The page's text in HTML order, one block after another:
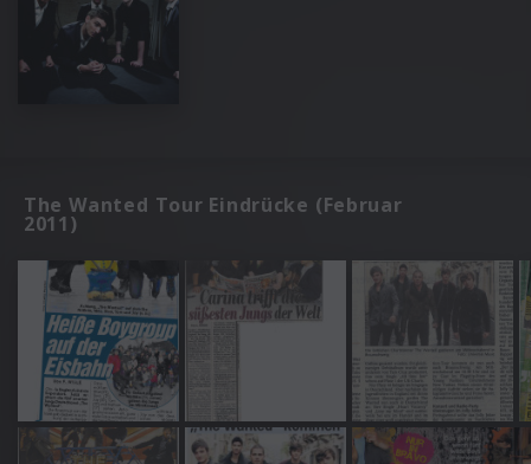
The Wanted Tour Eindrücke (Februar
2011)